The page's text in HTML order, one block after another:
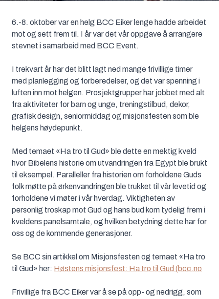
6.-8. oktober var en helg BCC Eiker lenge hadde arbeidet
mot og sett frem til. I år var det vår oppgave å arrangere
stevnet i samarbeid med BCC Event.
I trekvart år har det blitt lagt ned mange frivillige timer
med planlegging og forberedelser, og det var spenning i
luften inn mot helgen. Prosjektgrupper har jobbet med alt
fra aktiviteter for barn og unge, treningstilbud, dekor,
grafisk design, seniormiddag og misjonsfesten som ble
helgens høydepunkt.
Med temaet «Ha tro til Gud» ble dette en mektig kveld
hvor Bibelens historie om utvandringen fra Egypt ble brukt
til eksempel. Paralleller fra historien om forholdene Guds
folk møtte på ørkenvandringen ble trukket til vår levetid og
forholdene vi møter i vår hverdag. Viktigheten av
personlig troskap mot Gud og hans bud kom tydelig frem i
kveldens panelsamtale, og hvilken betydning dette har for
oss og de kommende generasjoner.
Se BCC sin artikkel om Misjonsfesten og temaet «Ha tro
til Gud» her: Høstens misjonsfest: Ha tro til Gud (bcc.no
Frivillige fra BCC Eiker var å se på opp- og nedrigg, som